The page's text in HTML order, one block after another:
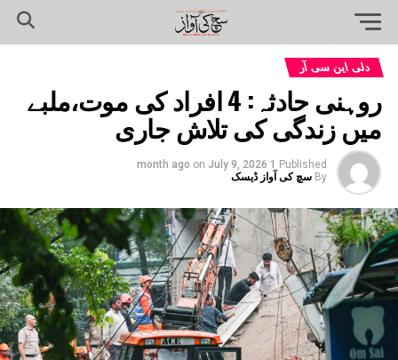
دلی این سی آر
روہنی حادثہ: 4 افراد کی موت،ملبے
میں زندگی کی تلاش جاری
Published
1 month ago
on July 9, 2026
By سچ کی آواز ڈیسک